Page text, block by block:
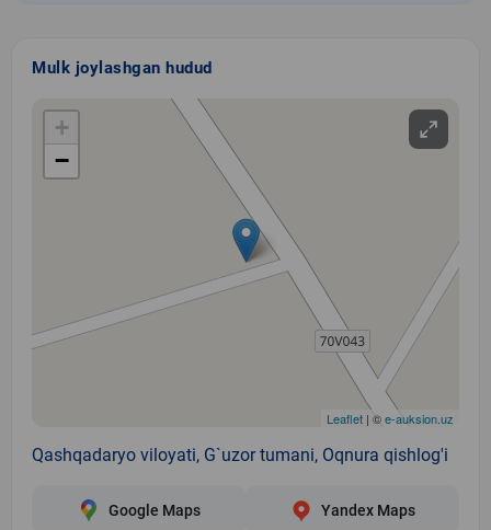
Mulk joylashgan hudud
+
−
Leaflet | ©e-auksion.uz
Qashqadaryo viloyati, G`uzor tumani, Oqnura qishlog'i
Google Maps Yandex Maps